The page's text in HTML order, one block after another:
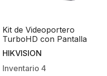
Kit de Videoportero
TurboHD con Pantalla
LCD a Color de 7″ /
Frente de Calle para
Exterior de
HIKVISION
Inventario 4